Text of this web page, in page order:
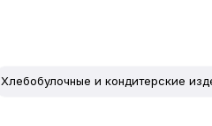
Хлебобулочные и кондитерские